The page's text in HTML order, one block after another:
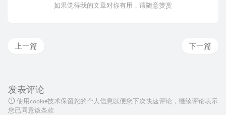
如果觉得我的文章对你有用，请随意赞赏
下一篇
上一篇
发表评论
使用cookie技术保留您的个人信息以便您下次快速评论，继续评论表示
您已同意该条款